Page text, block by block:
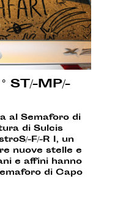
ST/-MP/-
al Semaforo di
di Sulcis
F/-R I, un
nuove stelle e
e affini hanno
di Capo